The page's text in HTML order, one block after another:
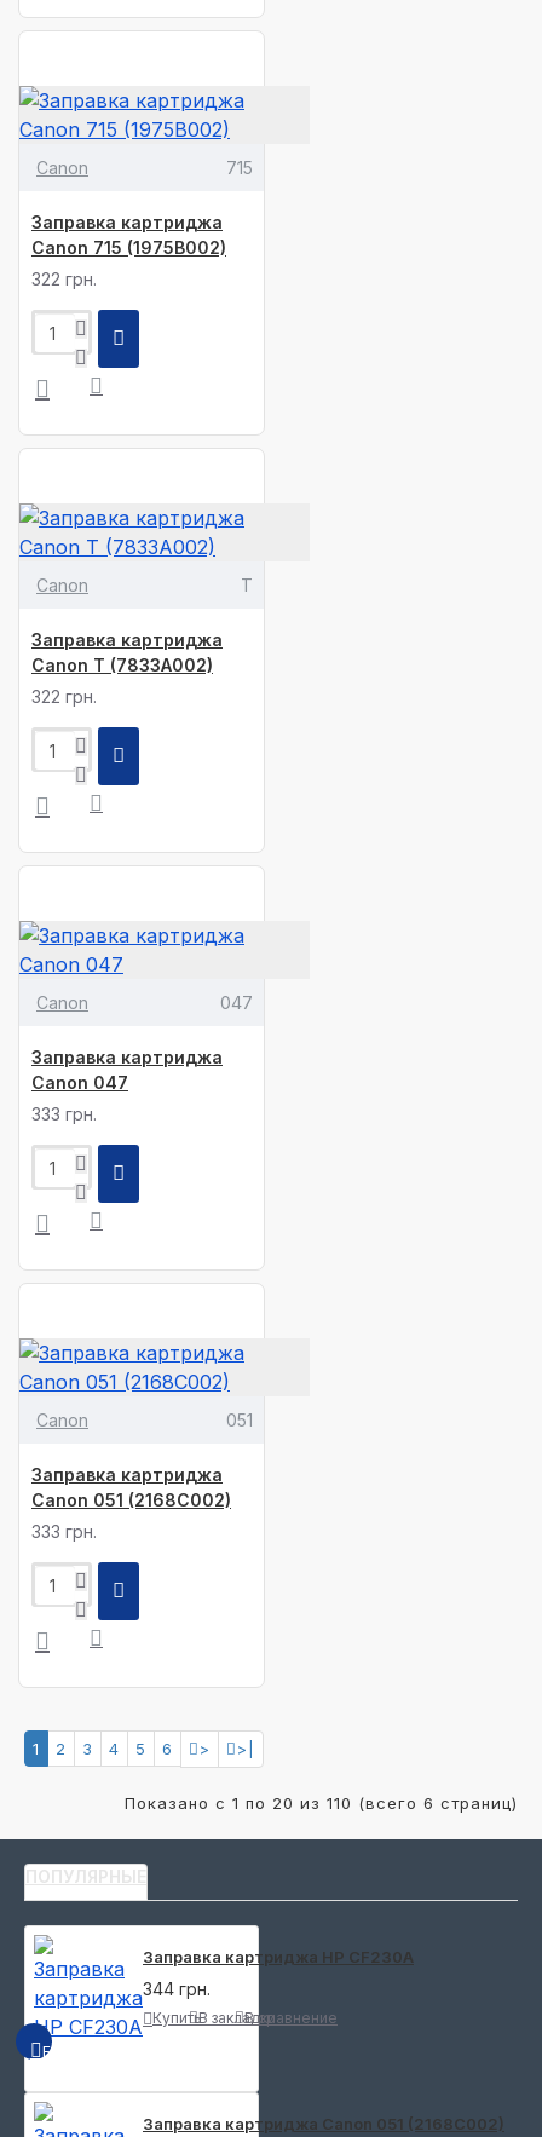
Canon 715
Заправка картриджа
Canon 715 (1975B002)
322 грн.
Canon T
Заправка картриджа
Canon T (7833A002)
322 грн.
Canon 047
Заправка картриджа
Canon 047
333 грн.
Canon 051
Заправка картриджа
Canon 051 (2168C002)
333 грн.
1 2 3 4 5 6 > >|
Показано с 1 по 20 из 110 (всего 6 страниц)
ПОПУЛЯРНЫЕ
БЫСТРЫЙ ПРОСМОТР
Заправка картриджа HP CF230A
344 грн.
КупитьВ закладкиВ сравнение
Заправка картриджа Canon 051 (2168C002)